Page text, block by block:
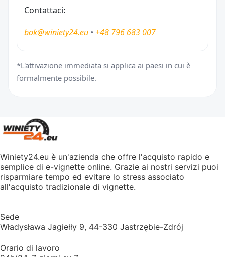
Contattaci:
bok@winiety24.eu • +48 796 683 007
*L'attivazione immediata si applica ai paesi in cui è
formalmente possibile.
Winiety24.eu è un'azienda che offre l'acquisto rapido e
semplice di e-vignette online. Grazie ai nostri servizi puoi
risparmiare tempo ed evitare lo stress associato
all'acquisto tradizionale di vignette.
Sede
Władysława Jagiełły 9, 44-330 Jastrzębie-Zdrój
Orario di lavoro